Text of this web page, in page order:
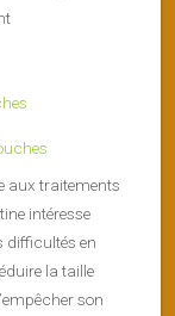
aux traitements
intéresse
difficultés en
la taille
son